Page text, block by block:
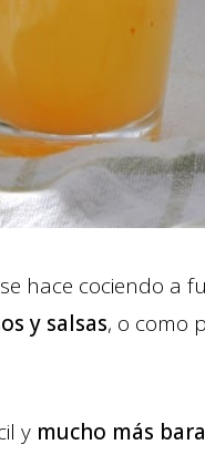
hace cociendo a
y salsas, o como
y mucho más